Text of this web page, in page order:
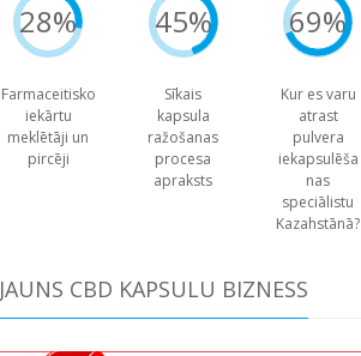
28%
Farmaceitisko
iekārtu
meklētāji un
pircēji
45%
Sīkais
kapsula
ražošanas
procesa
apraksts
69%
Kur es varu
atrast
pulvera
iekapsulēša
nas
speciālistu
Kazahstānā?
JAUNS CBD KAPSULU BIZNESS